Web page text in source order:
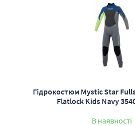
Гідрокостюм Mystic Star
Flatlock Kids Navy
В наявності